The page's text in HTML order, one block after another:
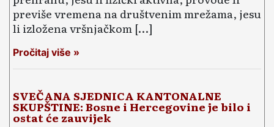
previše vremena na društvenim mrežama, jesu
li izložena vršnjačkom […]
Pročitaj više »
SVEČANA SJEDNICA KANTONALNE
SKUPŠTINE: Bosne i Hercegovine je bilo i
ostat će zauvijek